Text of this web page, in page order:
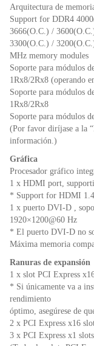
Arquitectura de
Support for DDR4
3666(O.C.) /
3300(O.C.) /
MHz memory modules
Soporte para módulos
1Rx8/2Rx8 (operando
Soporte para módulos
1Rx8/2Rx8
Soporte para módulos
(Por favor diríjase a la
información.)
Gráfica
Procesador gráfico
1 x HDMI port,
* Support for HDMI 1.4
1 x puerto DVI-D ,
1920×1200@60 Hz
* El puerto DVI-D no
Máxima memoria
Ranuras de expansión
1 x slot PCI Express
* Si únicamente va a
rendimiento
óptimo, asegúrese de
2 x PCI Express x16
3 x PCI Express x1 slots